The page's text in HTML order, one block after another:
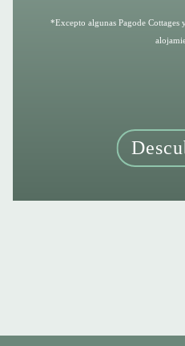
*Excepto algunas Pagode Cottages